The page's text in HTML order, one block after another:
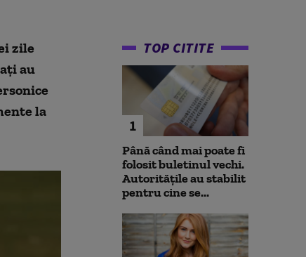
zile
au
la
TOP CITITE
1
Până când mai poate fi
folosit buletinul vechi.
Autoritățile au stabilit
pentru cine se...